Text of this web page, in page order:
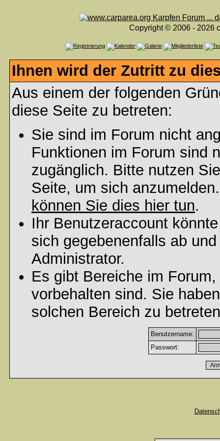
Copyright © 2006 - 2026
Ihnen wird der Zutritt zu
Aus einem der folgenden
diese Seite zu betreten:
Sie sind im Forum nicht
Funktionen im Forum sind
zugänglich. Bitte nutzen
Seite, um sich
können Sie dies hier tun.
Ihr Benutzeraccount
sich gegebenenfalls ab
Administrator.
Es gibt Bereiche im
vorbehalten sind. Sie
solchen Bereich zu
Benutzername:
Passwort: